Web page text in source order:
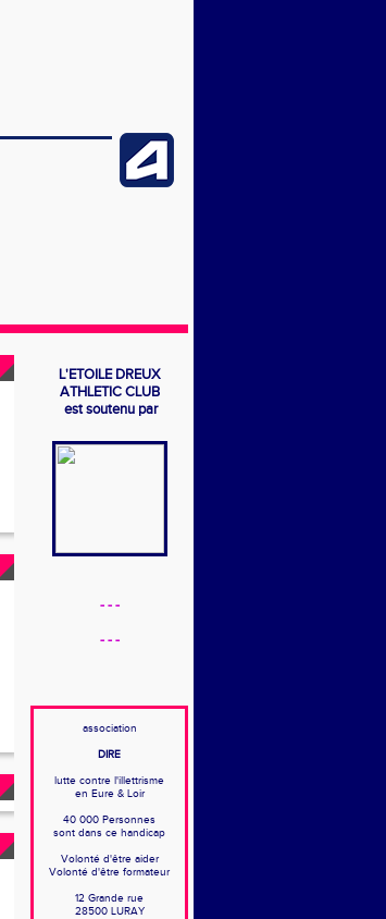
L'ETOILE DREUX
ATHLETIC CLUB
est soutenu par
- - -
- - -
association
DIRE
lutte contre l'illettrisme
en Eure & Loir
40 000 Personnes
sont dans ce handicap
Volonté d'être aider
Volonté d'être formateur
12 Grande rue
28500 LURAY